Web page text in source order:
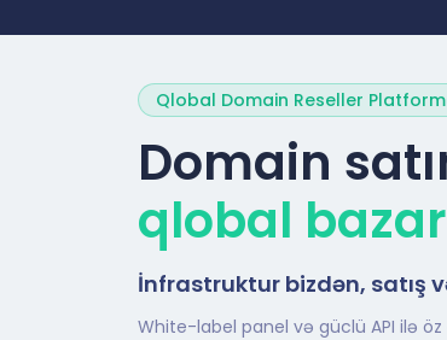
Qlobal Domain Reseller
Domain
qlobal
İnfrastruktur bizdən, satış
White-label panel və güclü API ilə öz